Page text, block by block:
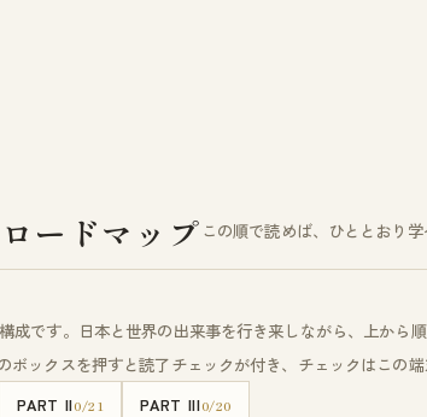
ードマップ この順で読めば、ひととおり
成です。日本と世界の出来事を行き来しながら、上から
ボックスを押すと読了チェックが付き、チェックはこの端
PART II0/21 PART III0/20